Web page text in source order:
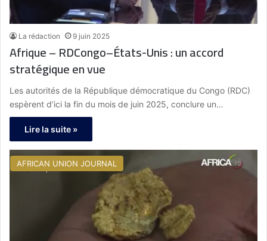
La rédaction 9 juin 2025
Afrique – RDCongo–États-Unis : un accord
stratégique en vue
Les autorités de la République démocratique du Congo (RDC)
espèrent d’ici la fin du mois de juin 2025, conclure un…
Lire la suite »
AFRICAN UNION JOURNAL